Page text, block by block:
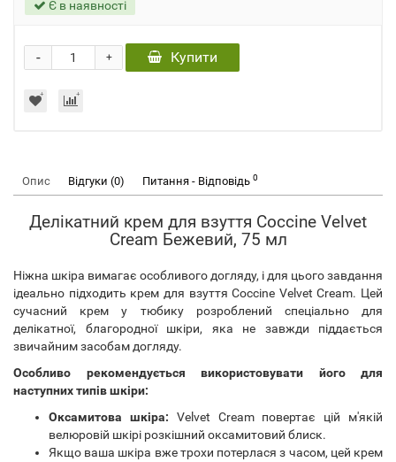
Є в наявності
+
- Купити
Опис Відгуки (0) Питання - Відповідь 0
Делікатний крем для взуття Coccine Velvet
Cream Бежевий, 75 мл
Ніжна шкіра вимагає особливого догляду, і для цього завдання
ідеально підходить крем для взуття Coccine Velvet Cream. Цей
сучасний крем у тюбику розроблений спеціально для
делікатної, благородної шкіри, яка не завжди піддається
звичайним засобам догляду.
Особливо рекомендується використовувати його для
наступних типів шкіри:
Оксамитова шкіра: Velvet Cream повертає цій м'якій
велюровій шкірі розкішний оксамитовий блиск.
Якщо ваша шкіра вже трохи потерлася з часом, цей крем